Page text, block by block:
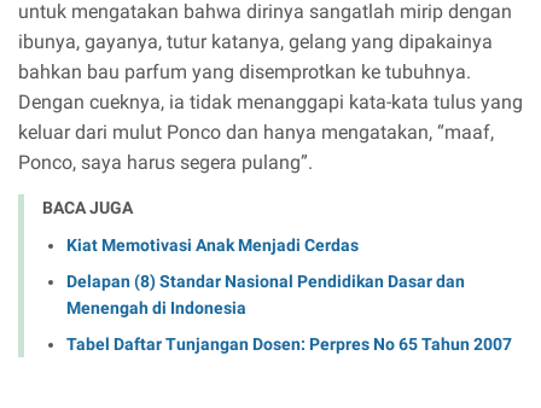
untuk mengatakan bahwa dirinya sangatlah mirip dengan
ibunya, gayanya, tutur katanya, gelang yang dipakainya
bahkan bau parfum yang disemprotkan ke tubuhnya.
Dengan cueknya, ia tidak menanggapi kata-kata tulus yang
keluar dari mulut Ponco dan hanya mengatakan, “maaf,
Ponco, saya harus segera pulang”.
BACA JUGA
Kiat Memotivasi Anak Menjadi Cerdas
Delapan (8) Standar Nasional Pendidikan Dasar dan
Menengah di Indonesia
Tabel Daftar Tunjangan Dosen: Perpres No 65 Tahun 2007